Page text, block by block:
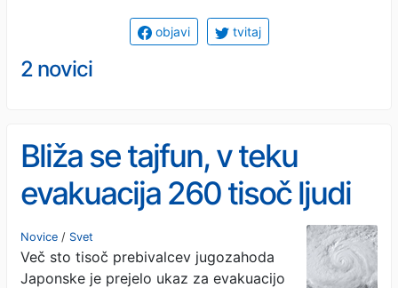
objavi tvitaj
2 novici
Bliža se tajfun, v teku
evakuacija 260 tisoč ljudi
#video
Novice / Svet
Več sto tisoč prebivalcev jugozahoda
Japonske je prejelo ukaz za evakuacijo